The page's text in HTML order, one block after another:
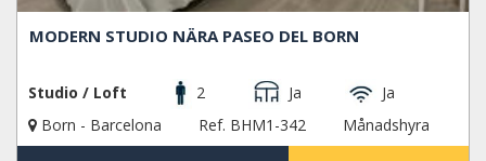
MODERN STUDIO NÄRA PASEO DEL BORN
Studio / Loft 2 Ja
Ja
Born - Barcelona
Ref. BHM1-342 Månadshyra